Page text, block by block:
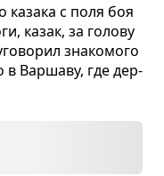
казака с поля боя
казак, за голову
зна­ко­мого
в Вар­шаву, где дер­